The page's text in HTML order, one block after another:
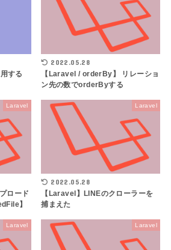
する
2022.05.28
【Laravel / orderBy】 リレーショ
ン先の数でorderByする
Laravel
ロード
】
Laravel
2022.05.28
【Laravel】LINEのクローラーを
捕まえた
Laravel Laravel